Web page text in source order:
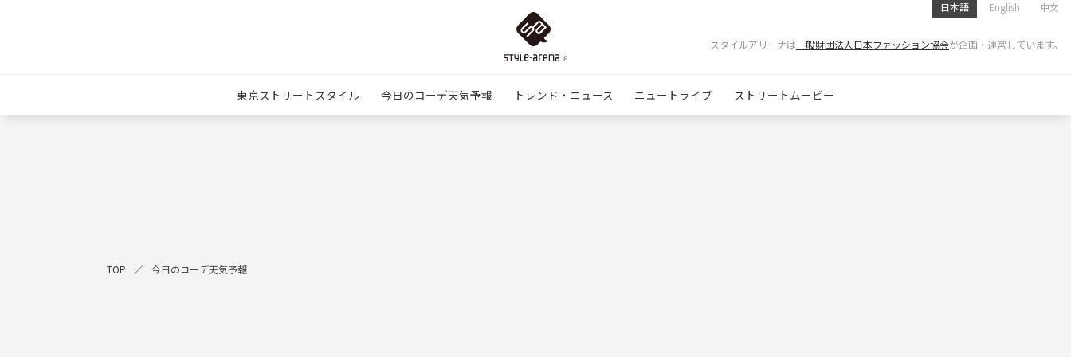
日本語 English 中文
スタイルアリーナは一般財団法人日本ファッション協会が企画・運営しています。
東京ストリートスタイル 今日のコーデ天気予報 トレンド・ニュース ニュートライブ ストリートムービー
TOP 今日のコーデ天気予報